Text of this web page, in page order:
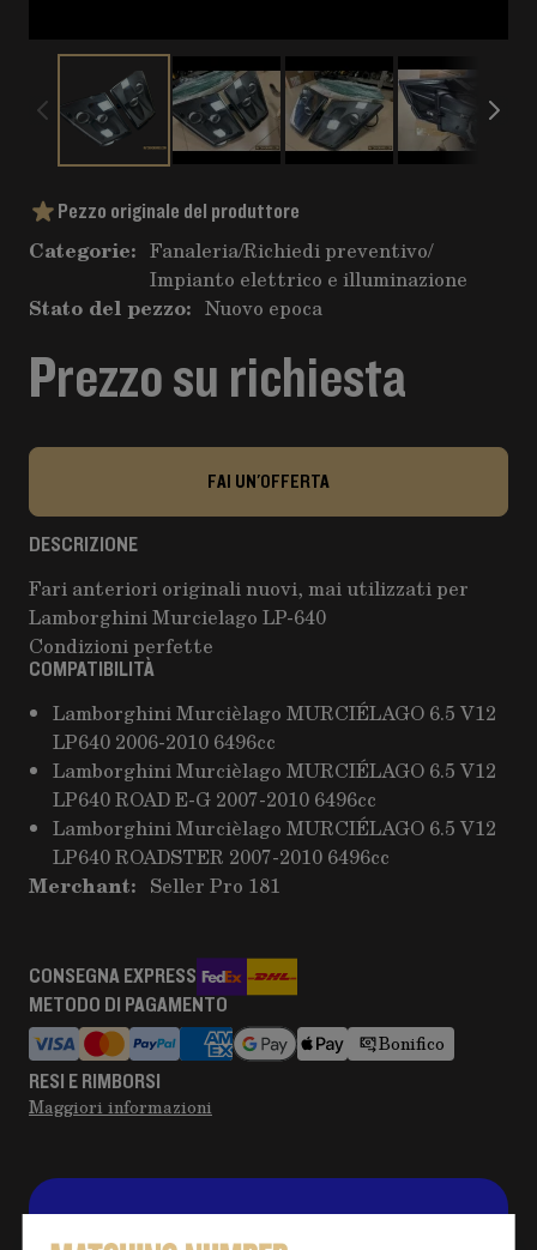
Pezzo originale del produttore
Categorie: Fanaleria/Richiedi preventivo/
Impianto elettrico e illuminazione
Stato del pezzo: Nuovo epoca
Prezzo su richiesta
FAI UN'OFFERTA
DESCRIZIONE
Fari anteriori originali nuovi, mai utilizzati per
Lamborghini Murcielago LP-640
Condizioni perfette
COMPATIBILITÀ
Lamborghini Murcièlago MURCIÉLAGO 6.5 V12
LP640 2006-2010 6496cc
Lamborghini Murcièlago MURCIÉLAGO 6.5 V12
LP640 ROAD E-G 2007-2010 6496cc
Lamborghini Murcièlago MURCIÉLAGO 6.5 V12
LP640 ROADSTER 2007-2010 6496cc
Merchant: Seller Pro 181
CONSEGNA EXPRESS
METODO DI PAGAMENTO
Bonifico
RESI E RIMBORSI
Maggiori informazioni
Hai bisogno di altre informazioni